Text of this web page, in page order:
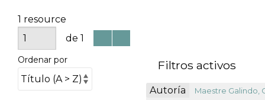
1 resource
de 1
Ordenar por Filtros activos
Autoría
Maestre Galindo,